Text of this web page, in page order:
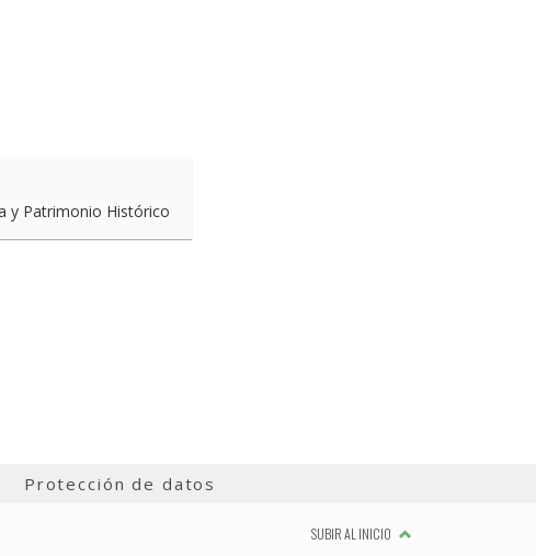
y Patrimonio Histórico
Protección de datos
SUBIR AL INICIO